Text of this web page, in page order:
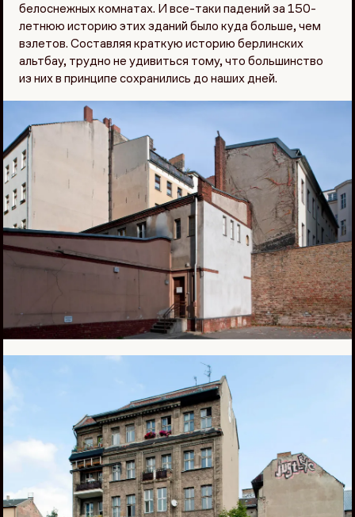
белоснежных комнатах. И все-таки падений за 150-
летнюю историю этих зданий было куда больше, чем
взлетов. Составляя краткую историю берлинских
альтбау, трудно не удивиться тому, что большинство
из них в принципе сохранились до наших дней.